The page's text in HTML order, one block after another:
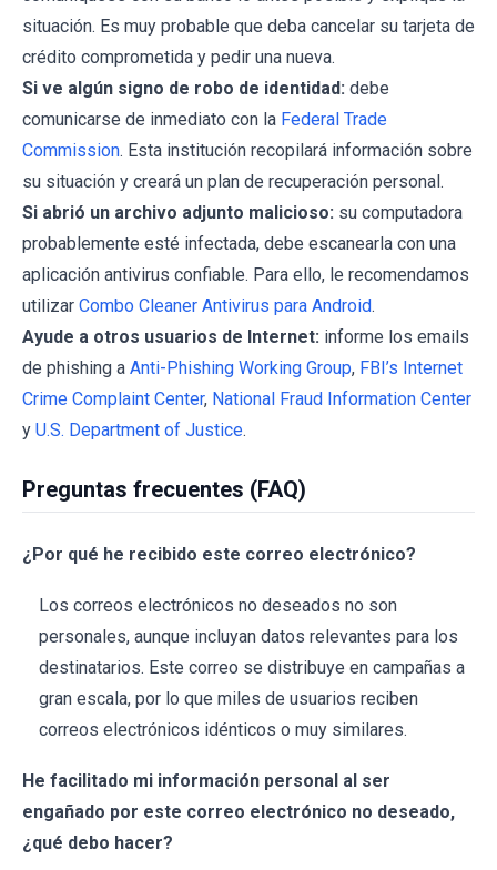
situación. Es muy probable que deba cancelar su tarjeta de
crédito comprometida y pedir una nueva.
Si ve algún signo de robo de identidad: debe
comunicarse de inmediato con la Federal Trade
Commission. Esta institución recopilará información sobre
su situación y creará un plan de recuperación personal.
Si abrió un archivo adjunto malicioso: su computadora
probablemente esté infectada, debe escanearla con una
aplicación antivirus confiable. Para ello, le recomendamos
utilizar Combo Cleaner Antivirus para Android.
Ayude a otros usuarios de Internet: informe los emails
de phishing a Anti-Phishing Working Group, FBI’s Internet
Crime Complaint Center, National Fraud Information Center
y U.S. Department of Justice.
Preguntas frecuentes (FAQ)
¿Por qué he recibido este correo electrónico?
Los correos electrónicos no deseados no son
personales, aunque incluyan datos relevantes para los
destinatarios. Este correo se distribuye en campañas a
gran escala, por lo que miles de usuarios reciben
correos electrónicos idénticos o muy similares.
He facilitado mi información personal al ser
engañado por este correo electrónico no deseado,
¿qué debo hacer?